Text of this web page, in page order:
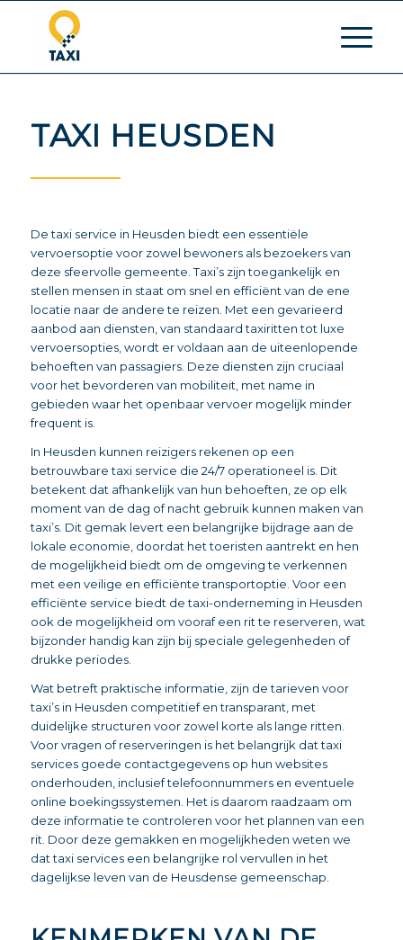
TAXI HEUSDEN
De taxi service in Heusden biedt een essentiële
vervoersoptie voor zowel bewoners als bezoekers van
deze sfeervolle gemeente. Taxi’s zijn toegankelijk en
stellen mensen in staat om snel en efficiënt van de ene
locatie naar de andere te reizen. Met een gevarieerd
aanbod aan diensten, van standaard taxiritten tot luxe
vervoersopties, wordt er voldaan aan de uiteenlopende
behoeften van passagiers. Deze diensten zijn cruciaal
voor het bevorderen van mobiliteit, met name in
gebieden waar het openbaar vervoer mogelijk minder
frequent is.
In Heusden kunnen reizigers rekenen op een
betrouwbare taxi service die 24/7 operationeel is. Dit
betekent dat afhankelijk van hun behoeften, ze op elk
moment van de dag of nacht gebruik kunnen maken van
taxi’s. Dit gemak levert een belangrijke bijdrage aan de
lokale economie, doordat het toeristen aantrekt en hen
de mogelijkheid biedt om de omgeving te verkennen
met een veilige en efficiënte transportoptie. Voor een
efficiënte service biedt de taxi-onderneming in Heusden
ook de mogelijkheid om vooraf een rit te reserveren, wat
bijzonder handig kan zijn bij speciale gelegenheden of
drukke periodes.
Wat betreft praktische informatie, zijn de tarieven voor
taxi’s in Heusden competitief en transparant, met
duidelijke structuren voor zowel korte als lange ritten.
Voor vragen of reserveringen is het belangrijk dat taxi
services goede contactgegevens op hun websites
onderhouden, inclusief telefoonnummers en eventuele
online boekingssystemen. Het is daarom raadzaam om
deze informatie te controleren voor het plannen van een
rit. Door deze gemakken en mogelijkheden weten we
dat taxi services een belangrijke rol vervullen in het
dagelijkse leven van de Heusdense gemeenschap.